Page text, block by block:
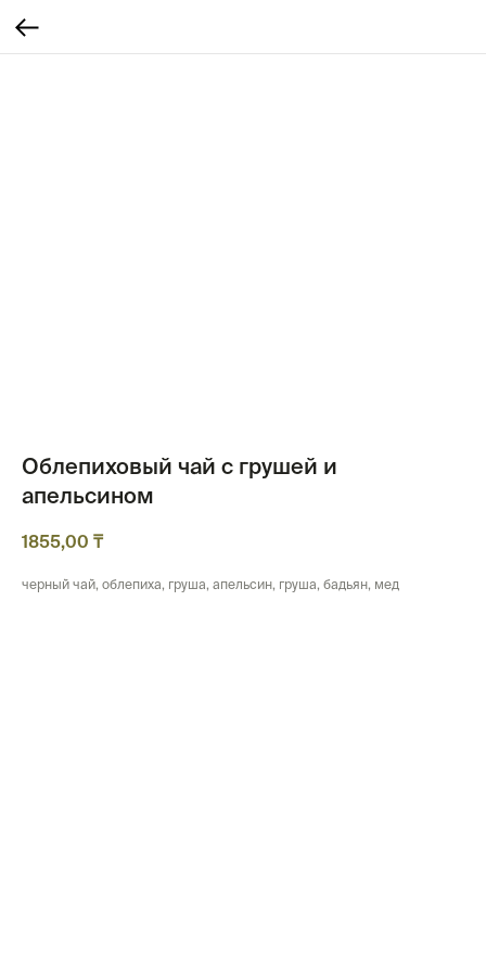
Облепиховый чай с грушей и
апельсином
1855,00 ₸
черный чай, облепиха, груша, апельсин, груша, бадьян, мед